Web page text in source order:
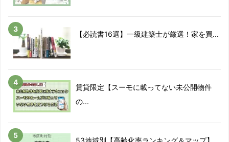
2018/09
2018/10 -12%
2018/11
2018/12
2019/01
【必読書16選】一級建築士が厳選！家を買...
賃貸限定【スーモに載ってない未公開物件
の...
53地域別【高齢化率ランキング＆マップ】...